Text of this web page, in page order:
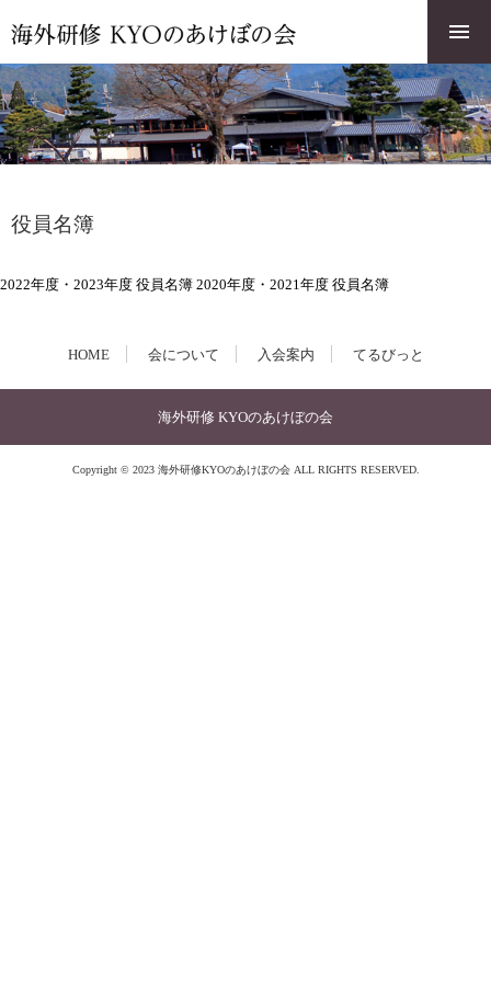
役員名簿
2022年度・2023年度 役員名簿 2020年度・2021年度 役員名簿
HOME 会について 入会案内 てるびっと
海外研修 KYOのあけぼの会
Copyright © 2023 海外研修KYOのあけぼの会 ALL RIGHTS RESERVED.